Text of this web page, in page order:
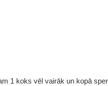
1 koks vēl vairāk un kopā